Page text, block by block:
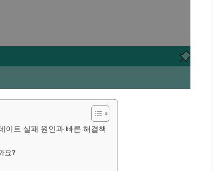
이트 실패 원인과 빠른 해결책
요?